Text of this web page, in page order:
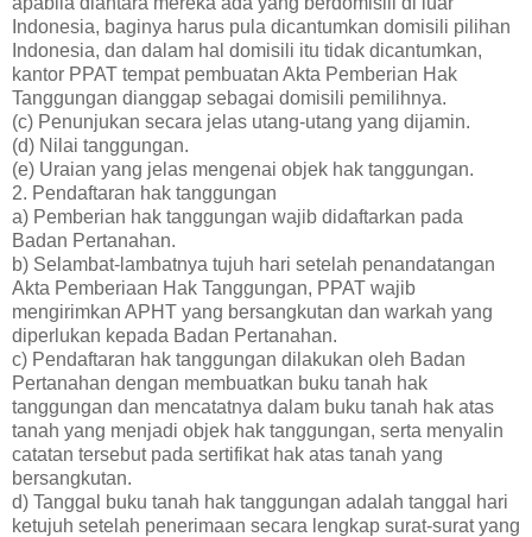
Indonesia, baginya harus pula dicantumkan domisili pilihan
Indonesia, dan dalam hal domisili itu tidak dicantumkan,
kantor PPAT tempat pembuatan Akta Pemberian Hak
Tanggungan dianggap sebagai domisili pemilihnya.
(c) Penunjukan secara jelas utang-utang yang dijamin.
(d) Nilai tanggungan.
(e) Uraian yang jelas mengenai objek hak tanggungan.
2. Pendaftaran hak tanggungan
a) Pemberian hak tanggungan wajib didaftarkan pada
Badan Pertanahan.
b) Selambat-lambatnya tujuh hari setelah penandatangan
Akta Pemberiaan Hak Tanggungan, PPAT wajib
mengirimkan APHT yang bersangkutan dan warkah yang
diperlukan kepada Badan Pertanahan.
c) Pendaftaran hak tanggungan dilakukan oleh Badan
Pertanahan dengan membuatkan buku tanah hak
tanggungan dan mencatatnya dalam buku tanah hak atas
tanah yang menjadi objek hak tanggungan, serta menyalin
catatan tersebut pada sertifikat hak atas tanah yang
bersangkutan.
d) Tanggal buku tanah hak tanggungan adalah tanggal hari
ketujuh setelah penerimaan secara lengkap surat-surat yang